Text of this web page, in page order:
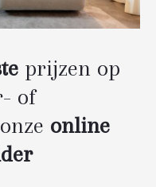
prijzen op
of
online